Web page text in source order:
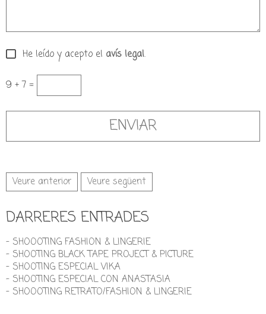
He leído y acepto el avís legal.
9 + 7 =
Veure anterior Veure següent
DARRERES ENTRADES
- SHOOOTING FASHION & LINGERIE
- SHOOTING BLACK TAPE PROJECT & PICTURE
- SHOOTING ESPECIAL VIKA
- SHOOTING ESPECIAL CON ANASTASIA
- SHOOOTING RETRATO/FASHION & LINGERIE